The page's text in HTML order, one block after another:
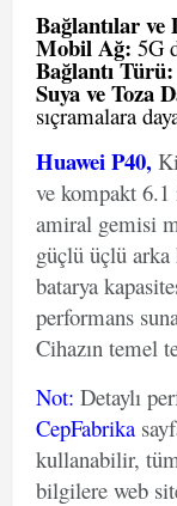
Bağlantılar
Mobil Ağ: 5G
Bağlantı Türü:
Suya ve Toza
sıçramalara
Huawei P40,
ve kompakt
amiral gemisi
güçlü üçlü
batarya
performans
Cihazın temel
Not: Detaylı
CepFabrika
kullanabilir,
bilgilere web